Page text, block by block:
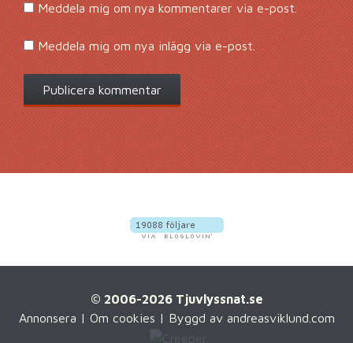
Meddela mig om nya kommentarer via e-post.
Meddela mig om nya inlägg via e-post.
© 2006-2026 Tjuvlyssnat.se
Annonsera | Om cookies | Byggd av andreasviklund.com